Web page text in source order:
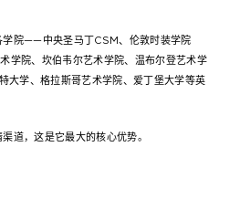
学院——中央圣马丁CSM、伦敦时装学院
学院、坎伯韦尔艺术学院、温布尔登艺术学
大学、格拉斯哥艺术学院、爱丁堡大学等英
道，这是它最大的核心优势。